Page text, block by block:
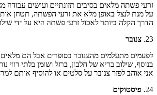
זרעי פשתה מלאים בסיבים תזונתיים ועושים עבודה
על מנת לנצל באופן מלא את זרעי הפשתה, תטחן
הדרך הקלה ביותר לאכול זרעי פשתה היא על ידי
23. צנובר
לפעמים מתעלמים מהצנובר בסופרים אבל הם
בנוסף, שילוב בריא של חלבון, ברזל ושומן בלתי רווי
אני אוהב לפזר צנובר על סלטים או להוסיף אותם
24. פיסטוקים